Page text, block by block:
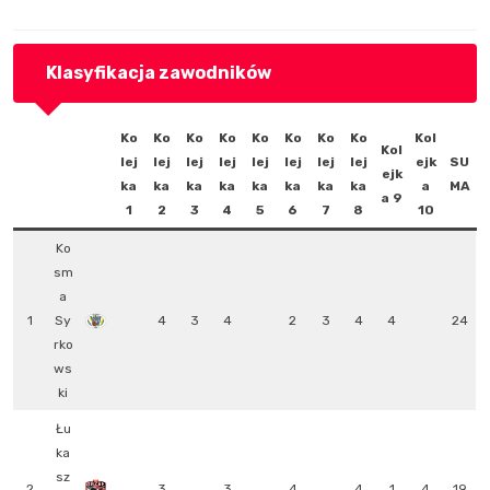
Klasyfikacja zawodników
Ko
lej
ka
1
Ko
lej
ka
2
Ko
lej
ka
3
Ko
lej
ka
4
Ko
lej
ka
5
Ko
lej
ka
6
Ko
lej
ka
7
Ko
lej
ka
8
Kol
ejk
a 9
Kol
ejk
a
10
SU
MA
1
Ko
sm
a
Sy
rko
ws
ki
4 3 4 2 3 4 4 24
Łu
ka
sz